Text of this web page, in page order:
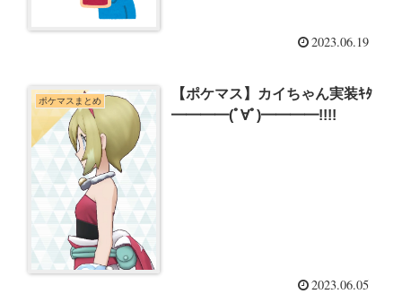
2023.06.19
ポケマスまとめ
【ポケマス】カイちゃん実装ｷﾀ
━━━━(ﾟ∀ﾟ)━━━━!!!!
2023.06.05